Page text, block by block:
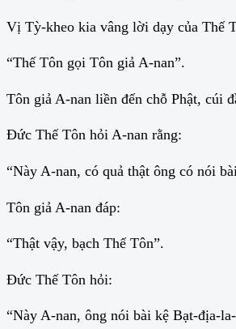
Vị Tỳ-kheo kia vâng lời dạy của Thế
“Thế Tôn gọi Tôn giả A-nan”.
Tôn giả A-nan liền đến chỗ Phật, cúi
Đức Thế Tôn hỏi A-nan rằng:
“Này A-nan, có quả thật ông có nói
Tôn giả A-nan đáp:
“Thật vậy, bạch Thế Tôn”.
Đức Thế Tôn hỏi:
“Này A-nan, ông nói bài kệ Bạt-địa-